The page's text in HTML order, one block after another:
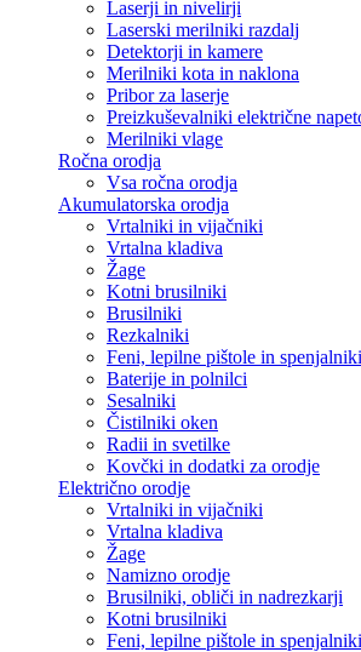
Laserji in nivelirji
Laserski merilniki razdalj
Detektorji in kamere
Merilniki kota in naklona
Pribor za laserje
Preizkuševalniki električne
Merilniki vlage
Ročna orodja
Vsa ročna orodja
Akumulatorska orodja
Vrtalniki in vijačniki
Vrtalna kladiva
Žage
Kotni brusilniki
Brusilniki
Rezkalniki
Feni, lepilne pištole in spenjalniki
Baterije in polnilci
Sesalniki
Čistilniki oken
Radii in svetilke
Kovčki in dodatki za orodje
Električno orodje
Vrtalniki in vijačniki
Vrtalna kladiva
Žage
Namizno orodje
Brusilniki, obliči in nadrezkarji
Kotni brusilniki
Feni, lepilne pištole in spenjalniki